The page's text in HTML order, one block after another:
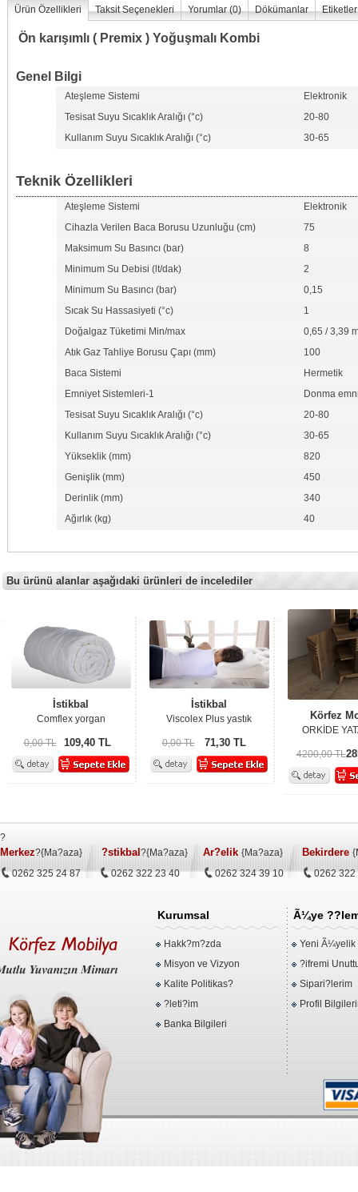
Ürün Özellikleri Taksit Seçenekleri Yorumlar (0) Dökümanlar Etiketler
Ön karışımlı ( Premix ) Yoğuşmalı Kombi
Genel Bilgi
Ateşleme Sistemi
Elektronik
Tesisat Suyu Sıcaklık Aralığı (°c)
20-80
Kullanım Suyu Sıcaklık Aralığı (°c)
30-65
Teknik Özellikleri
Ateşleme Sistemi
Elektronik
Cihazla Verilen Baca Borusu Uzunluğu (cm)
75
Maksimum Su Basıncı (bar)
8
Minimum Su Debisi (lt/dak)
2
Minimum Su Basıncı (bar)
0,15
Sıcak Su Hassasiyeti (°c)
1
Doğalgaz Tüketimi Min/max
0,65 / 3,39
Atık Gaz Tahliye Borusu Çapı (mm)
100
Baca Sistemi
Hermetik
Emniyet Sistemleri-1
Donma
Tesisat Suyu Sıcaklık Aralığı (°c)
20-80
Kullanım Suyu Sıcaklık Aralığı (°c)
30-65
Yükseklik (mm)
820
Genişlik (mm)
450
Derinlik (mm)
340
Ağırlık (kg)
40
Bu ürünü alanlar aşağıdaki ürünleri de incelediler
İstikbal
Comflex yorgan
0,00 TL 109,40 TL
İstikbal
Viscolex Plus yastık
0,00 TL 71,30 TL
Körfez
ORKİDE
4200,00 TL
?
Merkez?{Ma?aza}
0262 325 24 87
?stikbal ?{Ma?aza}
0262 322 23 40
Ar?elik {Ma?aza}
0262 324 39 10
Bekirdere
0262 322
Kurumsal
Hakk?m?zda
Misyon ve Vizyon
Kalite Politikas?
?leti?im
Banka Bilgileri
Ã¼ye
Yeni Ã¼yelik
?ifremi
Sipari?lerim
Profil